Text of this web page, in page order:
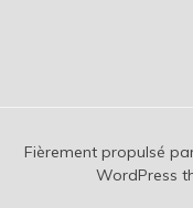
Fièrement propulsé
WordPress